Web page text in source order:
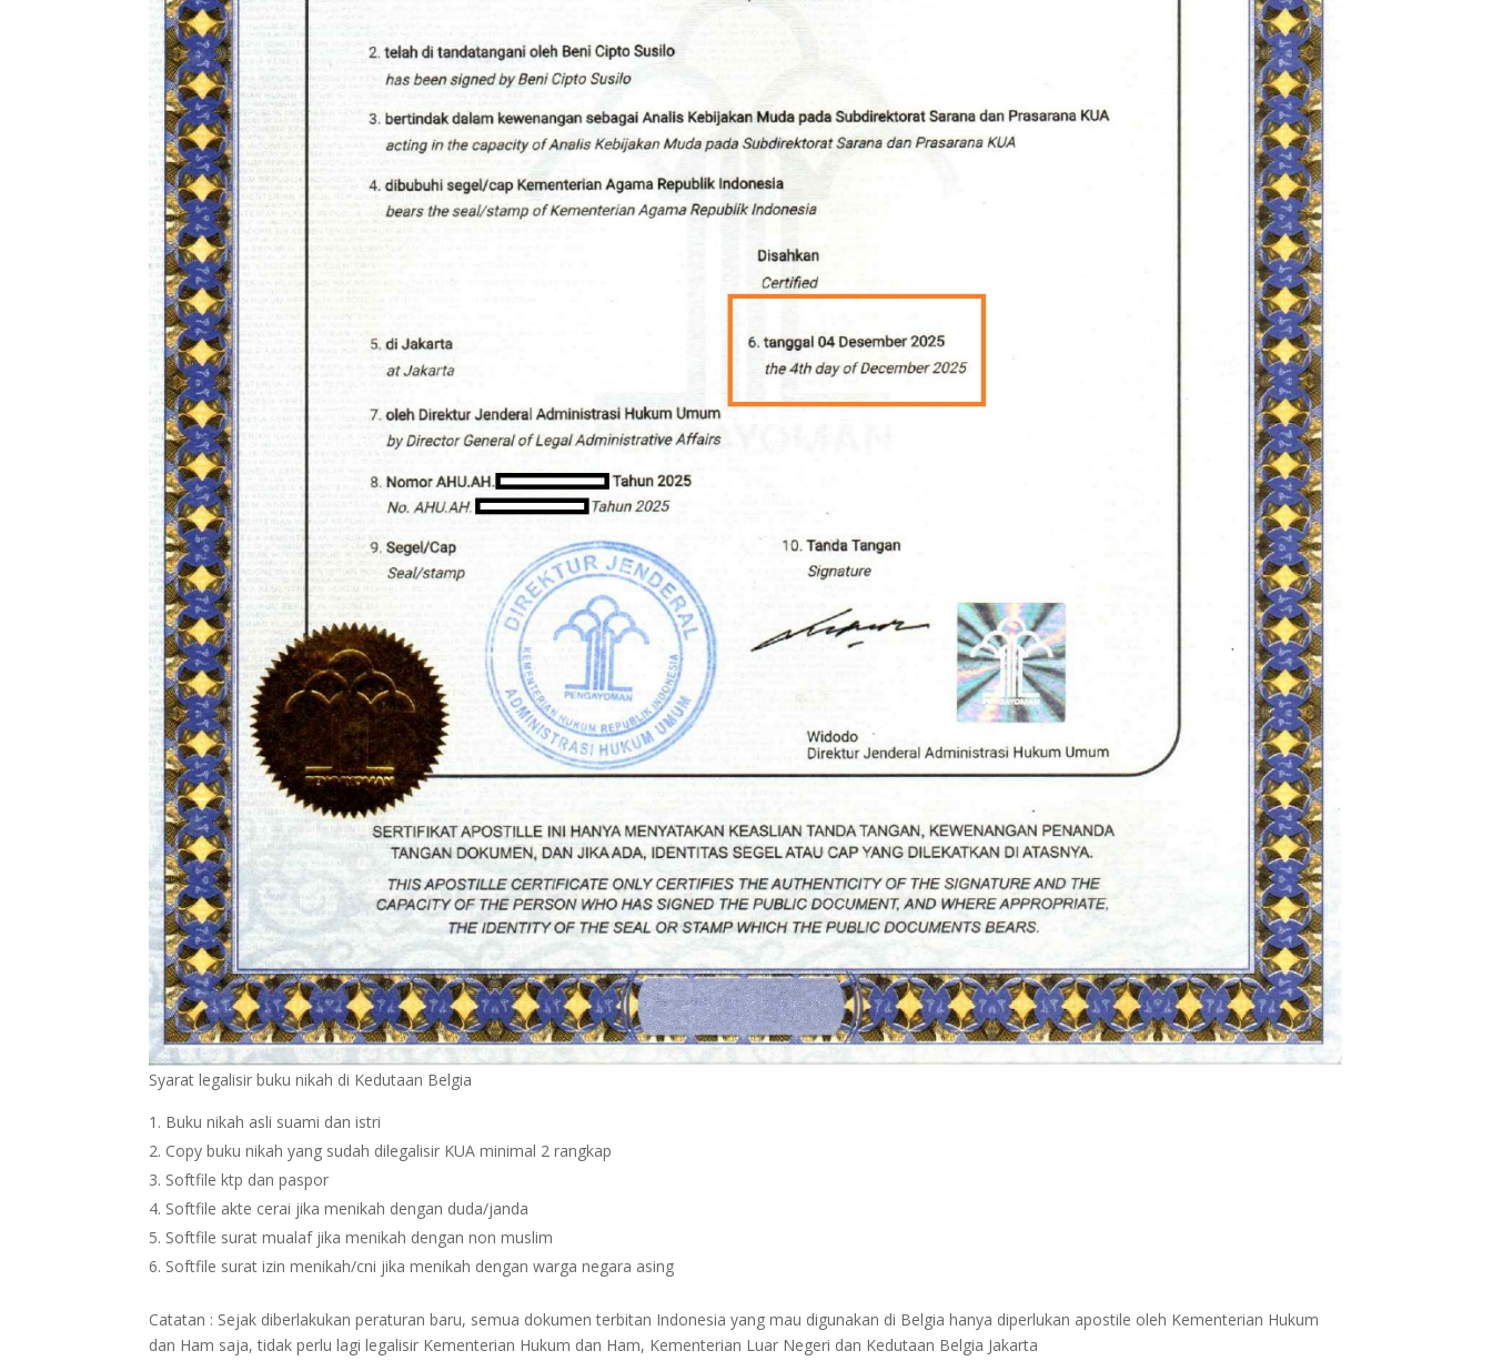
Syarat legalisir buku nikah di Kedutaan Belgia
Buku nikah asli suami dan istri
Copy buku nikah yang sudah dilegalisir KUA minimal 2 rangkap
Softfile ktp dan paspor
Softfile akte cerai jika menikah dengan duda/janda
Softfile surat mualaf jika menikah dengan non muslim
Softfile surat izin menikah/cni jika menikah dengan warga negara asing
Catatan : Sejak diberlakukan peraturan baru, semua dokumen terbitan Indonesia yang mau digunakan di Belgia hanya diperlukan apostile oleh Kementerian Hukum
dan Ham saja, tidak perlu lagi legalisir Kementerian Hukum dan Ham, Kementerian Luar Negeri dan Kedutaan Belgia Jakarta